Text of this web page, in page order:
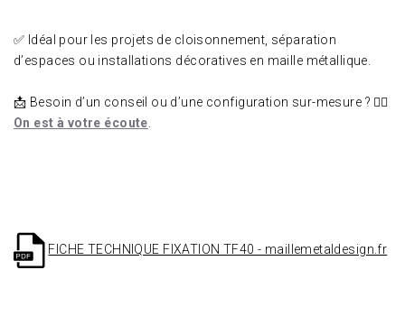
✅ Idéal pour les projets de cloisonnement, séparation
d’espaces ou installations décoratives en maille métallique.
📩 Besoin d’un conseil ou d’une configuration sur-mesure ? 👉🏼
On est à votre écoute
FICHE TECHNIQUE FIXATION TF40 - maillemetaldesign.fr